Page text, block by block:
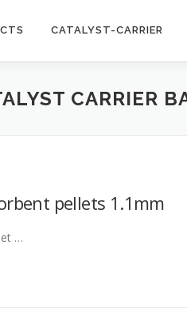
CATALYST-CARRIER
CARRIER
pellets 1.1mm
…